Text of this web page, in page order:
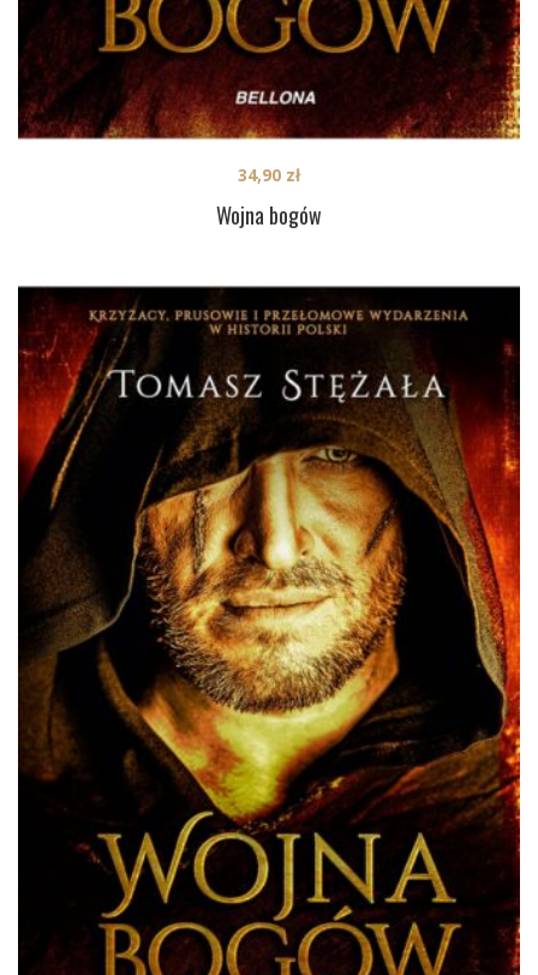
Wojna bogów
34,90 zł